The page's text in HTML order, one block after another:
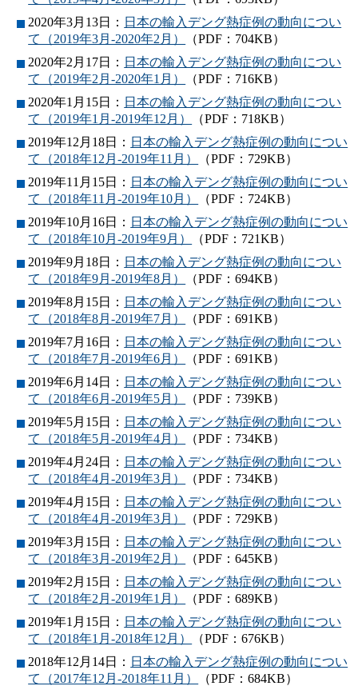
2020年3月13日： 日本の輸入デング熱症例の動向につい
て（2019年3月-2020年2月）
（PDF：704KB）
2020年2月17日： 日本の輸入デング熱症例の動向につい
て（2019年2月-2020年1月）
（PDF：716KB）
2020年1月15日： 日本の輸入デング熱症例の動向につい
て（2019年1月-2019年12月）
（PDF：718KB）
2019年12月18日： 日本の輸入デング熱症例の動向につい
て（2018年12月-2019年11月）
（PDF：729KB）
2019年11月15日： 日本の輸入デング熱症例の動向につい
て（2018年11月-2019年10月）
（PDF：724KB）
2019年10月16日： 日本の輸入デング熱症例の動向につい
て（2018年10月-2019年9月）
（PDF：721KB）
2019年9月18日： 日本の輸入デング熱症例の動向につい
て（2018年9月-2019年8月）
（PDF：694KB）
2019年8月15日： 日本の輸入デング熱症例の動向につい
て（2018年8月-2019年7月）
（PDF：691KB）
2019年7月16日： 日本の輸入デング熱症例の動向につい
て（2018年7月-2019年6月）
（PDF：691KB）
2019年6月14日： 日本の輸入デング熱症例の動向につい
て（2018年6月-2019年5月）
（PDF：739KB）
2019年5月15日： 日本の輸入デング熱症例の動向につい
て（2018年5月-2019年4月）
（PDF：734KB）
2019年4月24日： 日本の輸入デング熱症例の動向につい
て（2018年4月-2019年3月）
（PDF：734KB）
2019年4月15日： 日本の輸入デング熱症例の動向につい
て（2018年4月-2019年3月）
（PDF：729KB）
2019年3月15日： 日本の輸入デング熱症例の動向につい
て（2018年3月-2019年2月）
（PDF：645KB）
2019年2月15日： 日本の輸入デング熱症例の動向につい
て（2018年2月-2019年1月）
（PDF：689KB）
2019年1月15日： 日本の輸入デング熱症例の動向につい
て（2018年1月-2018年12月）
（PDF：676KB）
2018年12月14日： 日本の輸入デング熱症例の動向につい
て（2017年12月-2018年11月）
（PDF：684KB）